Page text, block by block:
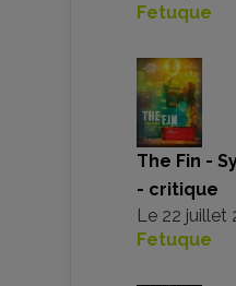
Fetuque
The Fin -
- critique
Le 22 juillet
Fetuque